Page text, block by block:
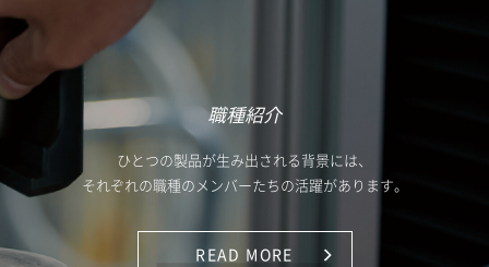
職種紹介
ひとつの製品が生み出される背景には、
それぞれの職種のメンバーたちの活躍があります。
READ MORE